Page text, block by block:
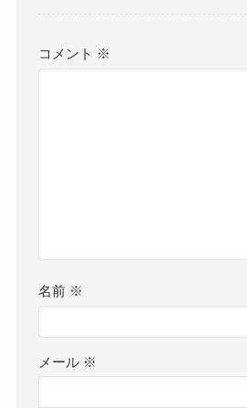
コメント ※
名前 ※
メール ※